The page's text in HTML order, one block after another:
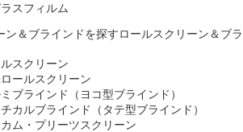
スフィルム
ロールスクリーン＆ブラ
スクリーン
ールスクリーン
ブラインド（ヨコ型ブラインド）
カルブラインド（タテ型ブラインド）
ム・プリーツスクリーン